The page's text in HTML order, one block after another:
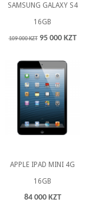
SAMSUNG GALAXY S4
16GB
109 000 KZT 95 000 KZT
APPLE IPAD MINI 4G
16GB
84 000 KZT